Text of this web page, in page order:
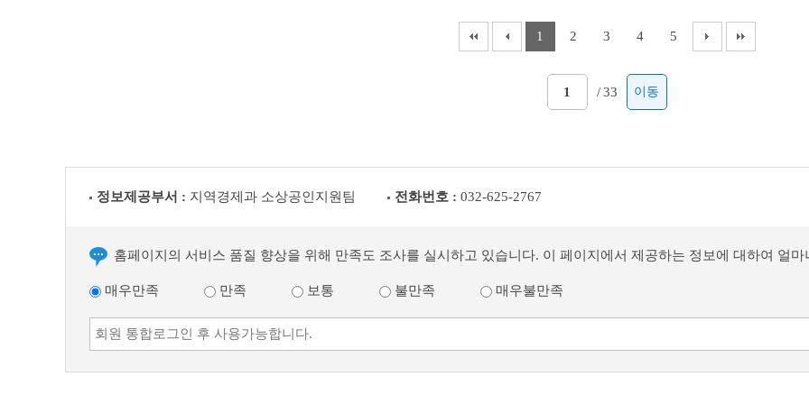
1 2 3 4 5
/ 33 이동
정보제공부서 : 지역경제과 소상공인지원팀 전화번호 : 032-625-2767
홈페이지의 서비스 품질 향상을 위해 만족도 조사를 실시하고 있습니다. 이 페이지에서 제공하는 정보에 대하여 얼마
매우만족 만족 보통 불만족 매우불만족